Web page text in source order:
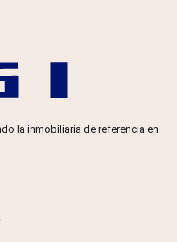
la inmobiliaria de referencia en